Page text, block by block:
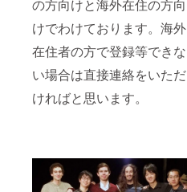
の方向けと海外在住の方向
けでわけております。海外
在住者の方で登録等できな
い場合は直接連絡をいただ
ければと思います。